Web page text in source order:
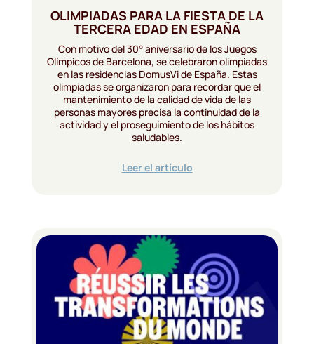
OLIMPIADAS PARA LA FIESTA DE LA
TERCERA EDAD EN ESPAÑA
Con motivo del 30° aniversario de los Juegos
Olímpicos de Barcelona, se celebraron olimpiadas
en las residencias DomusVi de España. Estas
olimpiadas se organizaron para recordar que el
mantenimiento de la calidad de vida de las
personas mayores precisa la continuidad de la
actividad y el proseguimiento de los hábitos
saludables.
Leer el artículo